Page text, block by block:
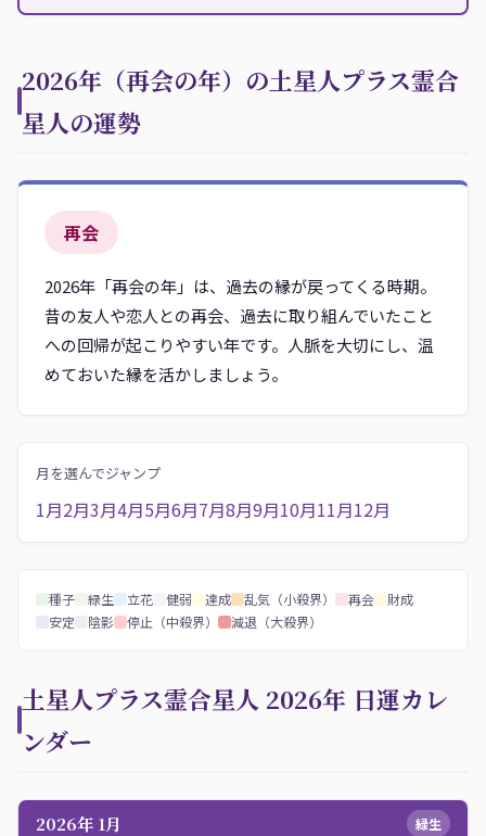
2026年（再会の年）の土星人プラス霊合
星人の運勢
再会
2026年「再会の年」は、過去の縁が戻ってくる時期。
昔の友人や恋人との再会、過去に取り組んでいたこと
への回帰が起こりやすい年です。人脈を大切にし、温
めておいた縁を活かしましょう。
月を選んでジャンプ
1月2月3月4月5月6月7月8月9月10月11月12月
種子 緑生 立花 健弱 達成 乱気（小殺界） 再会
財成
安定
陰影 停止（中殺界） 減退（大殺界）
土星人プラス霊合星人 2026年 日運カレ
ンダー
2026年 1月 緑生